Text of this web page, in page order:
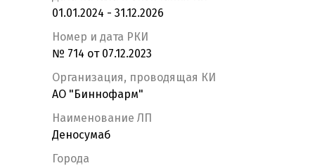
01.01.2024 - 31.12.2026
Номер и дата РКИ
№ 714 от 07.12.2023
Организация, проводящая КИ
АО "Биннофарм"
Наименование ЛП
Деносумаб
Города